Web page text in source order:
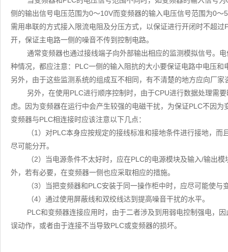
侧的输出信号电压范围为0～10V而变频器的输入电压信号范围为0
需用串联的方式接入限流电阻及分压方式，以保证进行开闭时不超
开，保证主电路一侧的噪音不传到控制电路。
通常变频器也通过接线端子向外部输出相应的监测模拟信号。
种情况，都应注意：PLC一侧的输入阻抗的大小要保证电路中电压
另外，由于这些监测系统的组成互不相同，有不清楚的地方应向厂家
另外，在使用PLC进行顺序控制时，由于CPU进行数据处理需
虑。因为变频器在运行中会产生较强的电磁干扰，为保证PLC不因
变频器与PLC相连接时应该注意以下几点：
（1）对PLC本身应按规定的接线标准和接地条件进行接地，
尽可能分开。
（2）当电源条件不太好时，应在PLC的电源模块及输入/输出
外，若有必要，在变频器一侧也应采取相应的措施。
（3）当把变频器和PLC安装于同一操作柜中时，应尽可能使
（4）通过使用屏蔽线和双绞线达到提高噪音干扰的水平。
PLC和变频器连接应用时，由于二者涉及到用弱电控制强电，
误动作，或者由于连接不当导致PLC或变频器的损坏。